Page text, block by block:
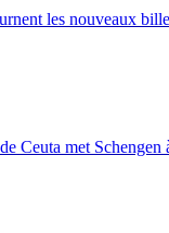
les nouveaux
Ceuta met Schengen